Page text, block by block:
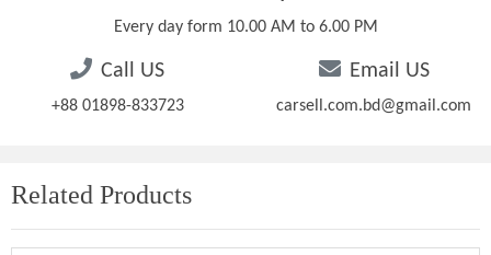
Every day form 10.00 AM to 6.00 PM
Call US
+88 01898-833723
Email US
carsell.com.bd@gmail.com
Related Products